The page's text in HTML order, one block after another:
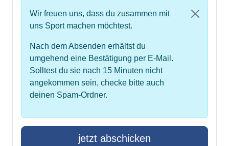
Wir freuen uns, dass du zusammen mit
uns Sport machen möchtest.
Nach dem Absenden erhältst du
umgehend eine Bestätigung per E-Mail.
Solltest du sie nach 15 Minuten nicht
angekommen sein, checke bitte auch
deinen Spam-Ordner.
jetzt abschicken